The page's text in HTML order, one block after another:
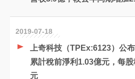
2019-07-18
上奇科技（TPEx:6123）公
累計稅前淨利1.03億元，每
元